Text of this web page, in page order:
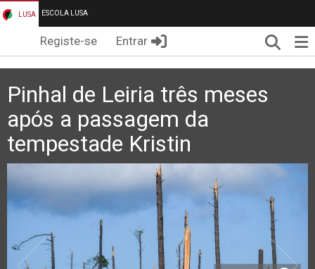
LUSA ESCOLA LUSA
Registe-se Entrar
Pinhal de Leiria três meses
após a passagem da
tempestade Kristin